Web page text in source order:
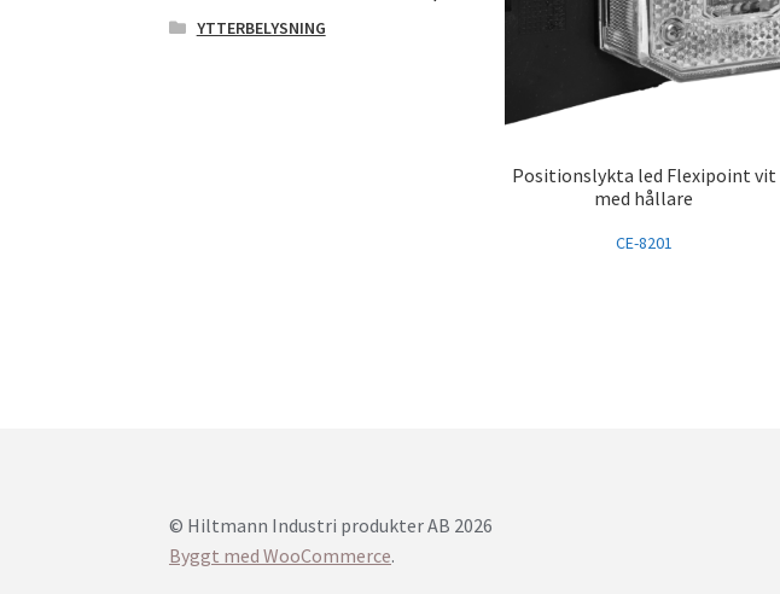
Positionslykta led Flexipoint vit
med hållare
CE-8201
YTTERBELYSNING
© Hiltmann Industri produkter AB 2026
Byggt med WooCommerce.